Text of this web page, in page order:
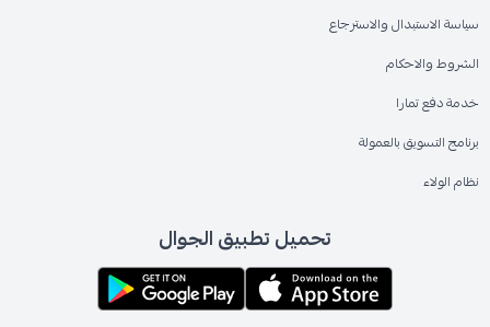
سياسة الاستبدال والاسترجاع
الشروط والاحكام
خدمة دفع تمارا
برنامج التسويق بالعمولة
نظام الولاء
تحميل تطبيق الجوال